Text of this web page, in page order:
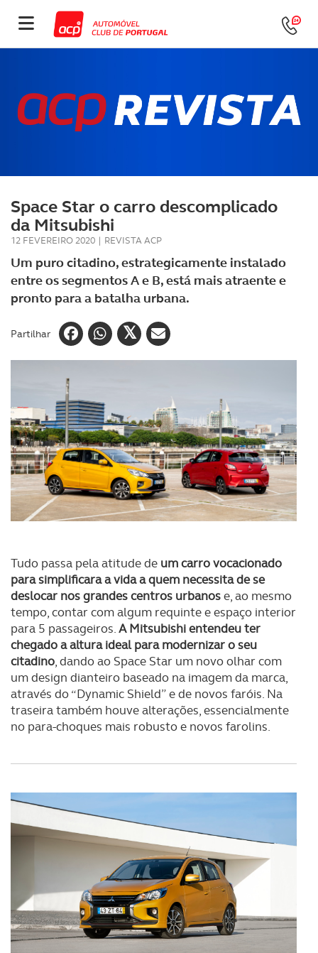
Space Star o carro descomplicado
da Mitsubishi
12 FEVEREIRO 2020 | REVISTA ACP
Um puro citadino, estrategicamente instalado
entre os segmentos A e B, está mais atraente e
pronto para a batalha urbana.
Partilhar
Tudo passa pela atitude de um carro vocacionado
para simplificara a vida a quem necessita de se
deslocar nos grandes centros urbanose, ao mesmo
tempo, contar com algum requinte e espaço interior
para 5 passageiros.A Mitsubishi entendeu ter
chegado a altura ideal para modernizar o seu
citadino, dando ao Space Star um novo olhar com
um design dianteiro baseado na imagem da marca,
através do “Dynamic Shield” e de novos faróis. Na
traseira também houve alterações, essencialmente
no para-choques mais robusto e novos farolins.